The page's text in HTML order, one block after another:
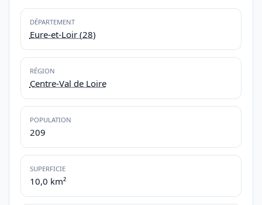
DÉPARTEMENT
Eure-et-Loir (28)
RÉGION
Centre-Val de Loire
POPULATION
209
SUPERFICIE
10,0 km²